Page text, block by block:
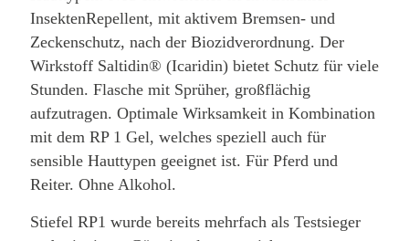
InsektenRepellent, mit aktivem Bremsen- und
Zeckenschutz, nach der Biozidverordnung. Der
Wirkstoff Saltidin® (Icaridin) bietet Schutz für viele
Stunden. Flasche mit Sprüher, großflächig
aufzutragen. Optimale Wirksamkeit in Kombination
mit dem RP 1 Gel, welches speziell auch für
sensible Hauttypen geeignet ist. Für Pferd und
Reiter. Ohne Alkohol.
Stiefel RP1 wurde bereits mehrfach als Testsieger